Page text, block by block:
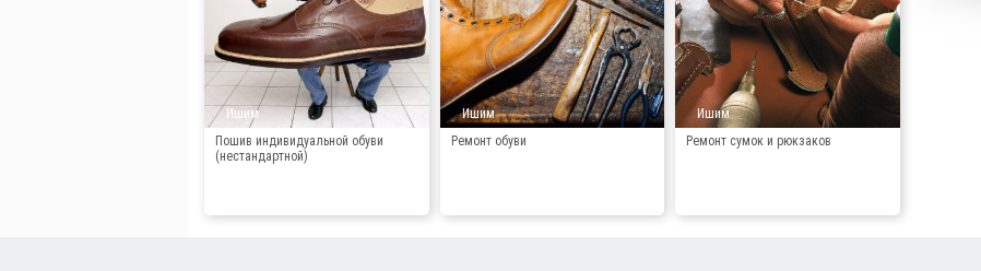
Ишим
Пошив индивидуальной обуви
(нестандартной)
Ишим
Ремонт обуви
Ишим
Ремонт сумок и рюкзаков